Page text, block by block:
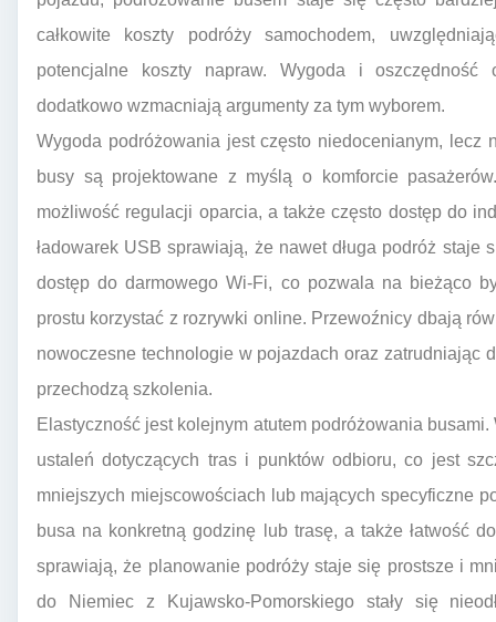
całkowite koszty podróży samochodem,
potencjalne koszty napraw. Wygoda i oszczędność
dodatkowo wzmacniają argumenty za tym wyborem.
Wygoda podróżowania jest często niedocenianym, lecz
busy są projektowane z myślą o komforcie
możliwość regulacji oparcia, a także często dostęp do
ładowarek USB sprawiają, że nawet długa podróż
dostęp do darmowego Wi-Fi, co pozwala na bieżąco
prostu korzystać z rozrywki online. Przewoźnicy dbają
nowoczesne technologie w pojazdach oraz zatrudniając
przechodzą szkolenia.
Elastyczność jest kolejnym atutem podróżowania
ustaleń dotyczących tras i punktów odbioru, co jest
mniejszych miejscowościach lub mających specyficzne
busa na konkretną godzinę lub trasę, a także łatwość
sprawiają, że planowanie podróży staje się prostsze i
do Niemiec z Kujawsko-Pomorskiego stały się